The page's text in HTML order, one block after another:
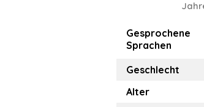
Gesprochene
Sprachen
Geschlecht
Alter